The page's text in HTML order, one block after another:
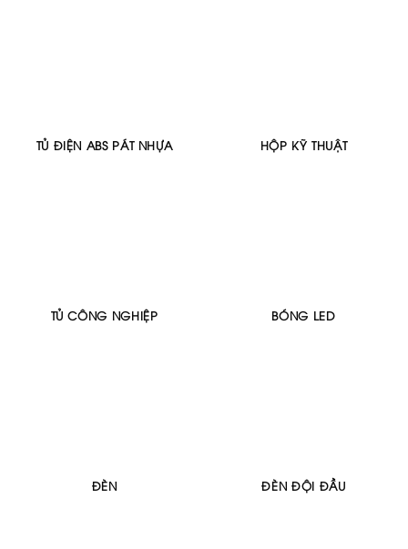
TỦ ĐIỆN ABS PÁT NHỰA HỘP KỸ THUẬT
TỦ CÔNG NGHIỆP BÓNG LED
ĐÈN ĐÈN ĐỘI ĐẦU